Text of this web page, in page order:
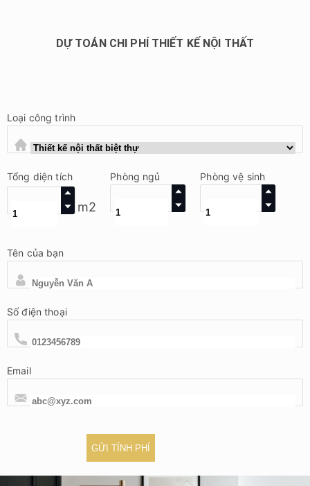
DỰ TOÁN CHI PHÍ THIẾT KẾ NỘI THẤT
Loại công trình
Tổng diện tích
m2
Phòng ngủ Phòng vệ sinh
Tên của bạn
Số điện thoại
Email
GỬI TÍNH PHÍ